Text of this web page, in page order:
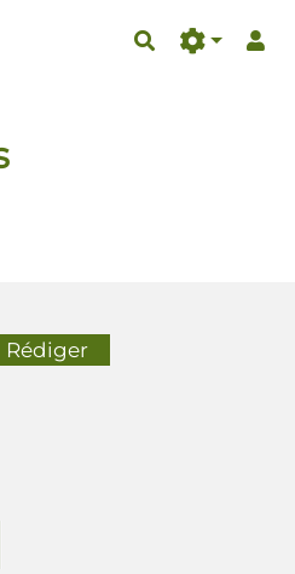
Rechercher
Rédiger